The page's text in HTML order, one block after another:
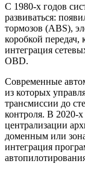
С 1980-х годов
развиваться:
тормозов (ABS),
коробкой передач,
интеграция
OBD.
Современные
из которых
трансмиссии до
контроля. В 2020-
централизации
доменным или
интеграция